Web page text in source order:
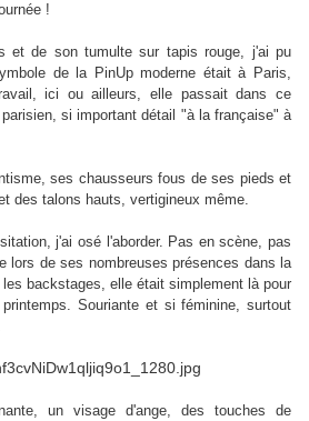
!
et de son tumulte sur tapis rouge, j'ai pu
de la PinUp moderne était à Paris,
ici ou ailleurs, elle passait dans ce
si important détail "à la française" à
ses chausseurs fous de ses pieds et
des talons hauts, vertigineux même.
j'ai osé l'aborder. Pas en scène, pas
lors de ses nombreuses présences dans la
backstages, elle était simplement là pour
Souriante et si féminine, surtout
un visage d'ange, des touches de